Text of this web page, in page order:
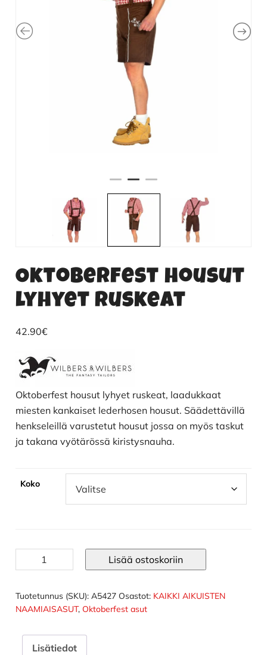
Oktoberfest housut
lyhyet ruskeat
42.90€
Oktoberfest housut lyhyet ruskeat, laadukkaat
miesten kankaiset lederhosen housut. Säädettävillä
henkseleillä varustetut housut jossa on myös taskut
ja takana vyötärössä kiristysnauha.
Koko
Oktoberfest
housut
ruskeat
määrä
Lisää ostoskoriin
Tuotetunnus (SKU): A5427 Osastot: KAIKKI AIKUISTEN
NAAMIAISASUT, Oktoberfest asut
Lisätiedot